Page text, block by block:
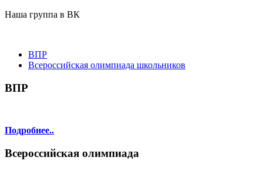
Наша группа в ВК
ВПР
Всероссийская олимпиада школьников
ВПР
Подробнее..
Всероссийская олимпиада